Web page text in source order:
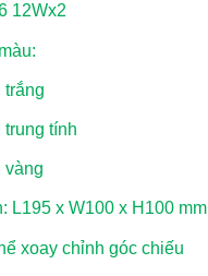
12Wx2
trắng
trung tính
vàng
L195 x W100 x H100 mm
xoay chỉnh góc chiếu